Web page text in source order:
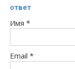
ответ
Имя *
Email *